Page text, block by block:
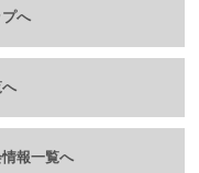
へ
報一覧へ